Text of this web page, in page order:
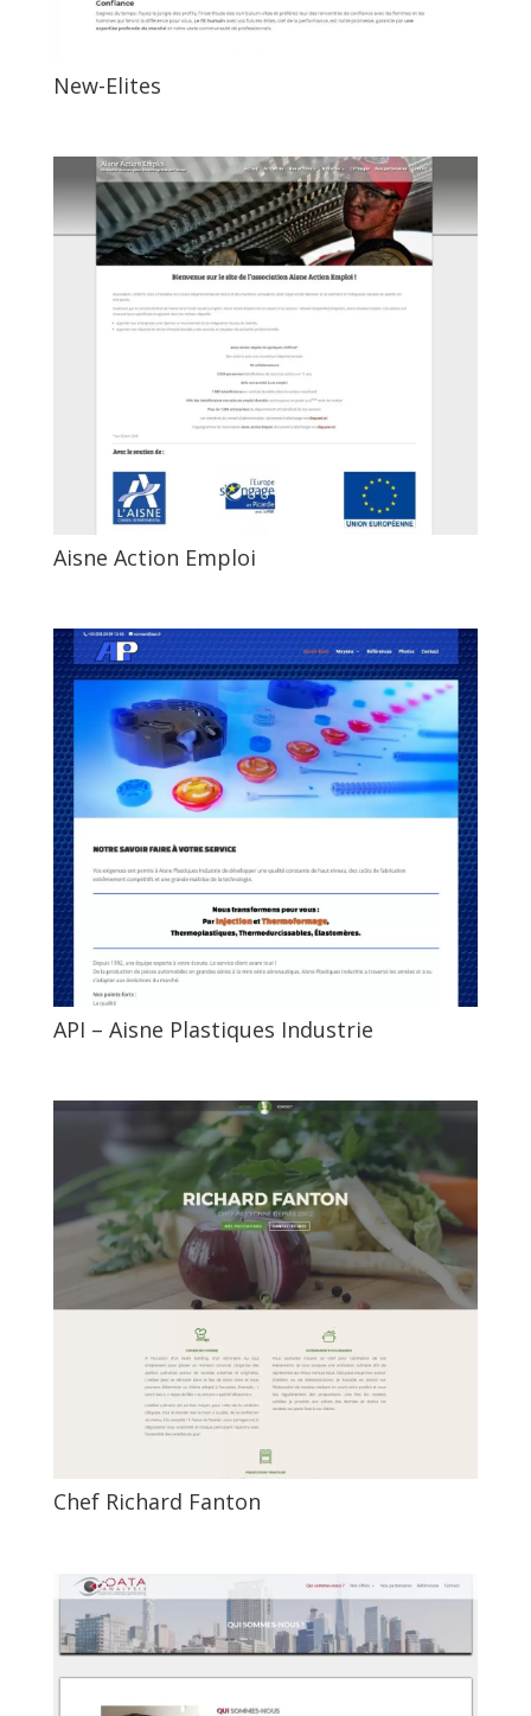
New-Elites
Aisne Action Emploi
API – Aisne Plastiques Industrie
Chef Richard Fanton